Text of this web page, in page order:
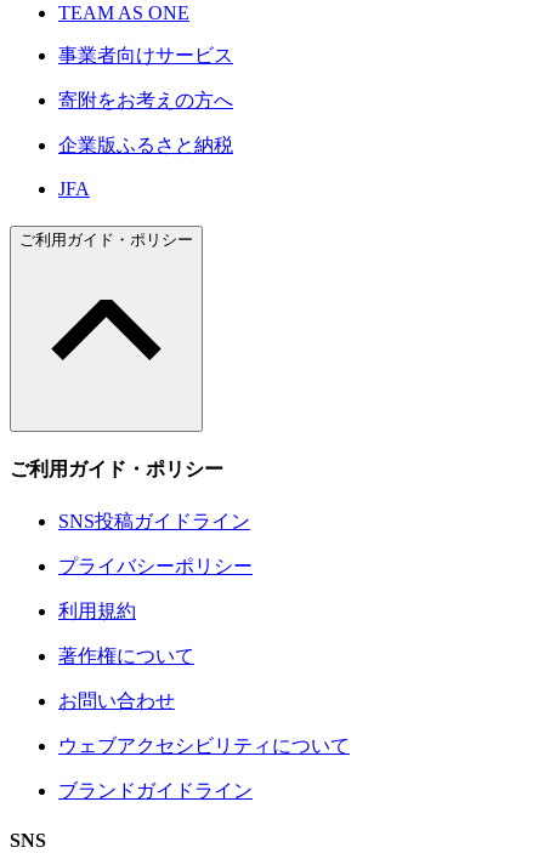
TEAM AS ONE
事業者向けサービス
寄附をお考えの方へ
企業版ふるさと納税
JFA
ご利用ガイド・ポリシー
ご利用ガイド・ポリシー
SNS投稿ガイドライン
プライバシーポリシー
利用規約
著作権について
お問い合わせ
ウェブアクセシビリティについて
ブランドガイドライン
SNS